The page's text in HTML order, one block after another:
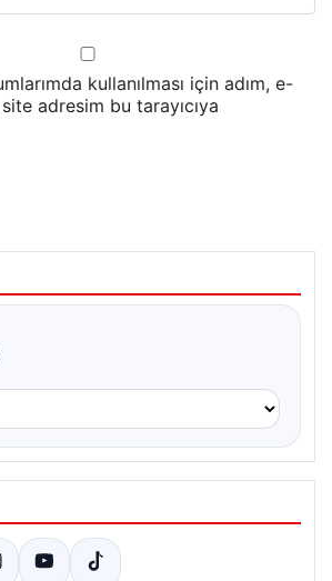
kullanılması için adım, e-
adresim bu tarayıcıya